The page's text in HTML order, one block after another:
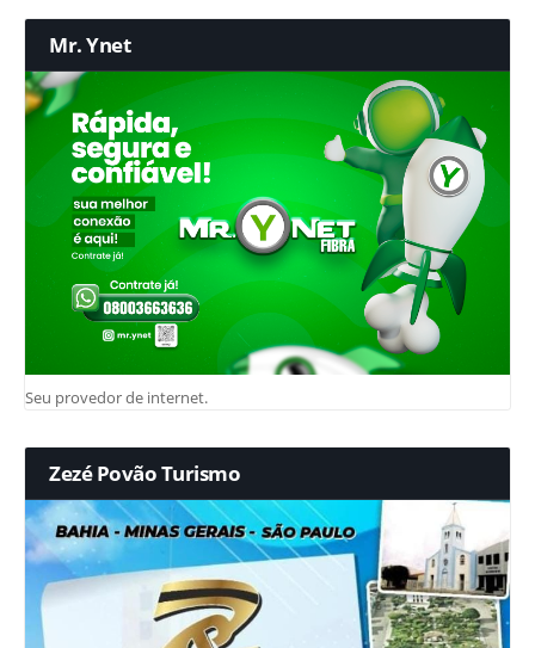
Mr. Ynet
Seu provedor de internet.
Zezé Povão Turismo